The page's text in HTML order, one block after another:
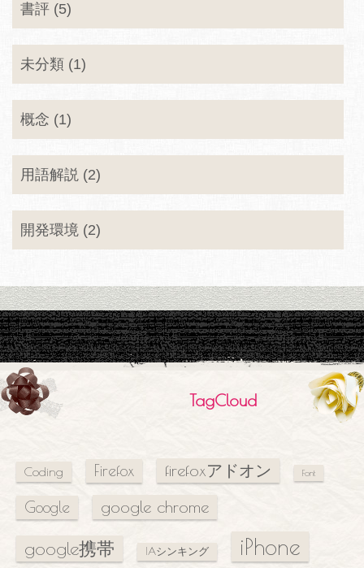
書評 (5)
未分類 (1)
概念 (1)
用語解説 (2)
開発環境 (2)
TagCloud
Coding Firefox firefoxアドオン Font
Google google chrome
google携帯 IAシンキング
iPhone